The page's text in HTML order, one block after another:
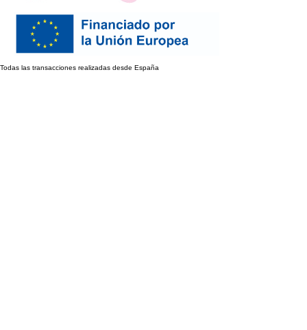
Todas las transacciones realizadas desde España